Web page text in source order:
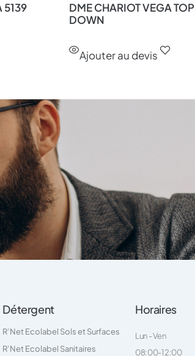
5139
DME CHARIOT VEGA TOP
DOWN
Ajouter au devis
Détergent
R’Net Ecolabel Sols et Surfaces
R’Net Ecolabel Sanitaires
Horaires
Lun - Ven
08:00-12:00